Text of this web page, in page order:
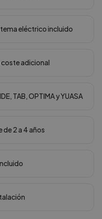
eléctrico incluido
adicional
TAB, OPTIMA y YUASA
2 a 4 años